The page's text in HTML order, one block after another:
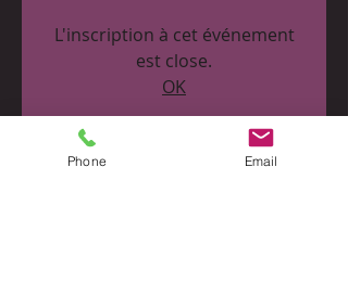
L'inscription à cet événement
est close.
OK
Heure et lieu
Phone Email